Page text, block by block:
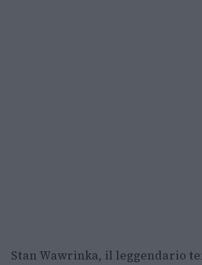
Stan Wawrinka, il leggendario